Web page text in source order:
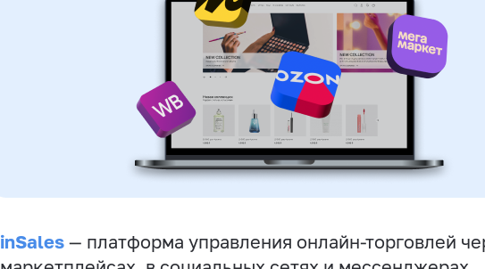
inSales — платформа управления онлайн-торговлей